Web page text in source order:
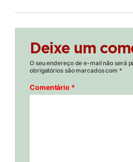
Deixe um
O seu endereço de e-mail não será
obrigatórios são marcados com *
Comentário *